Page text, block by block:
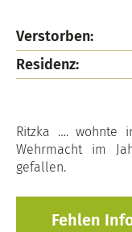
Verstorben:
Residenz:
Ritzka …. wohnte
Wehrmacht im
gefallen.
Fehlen